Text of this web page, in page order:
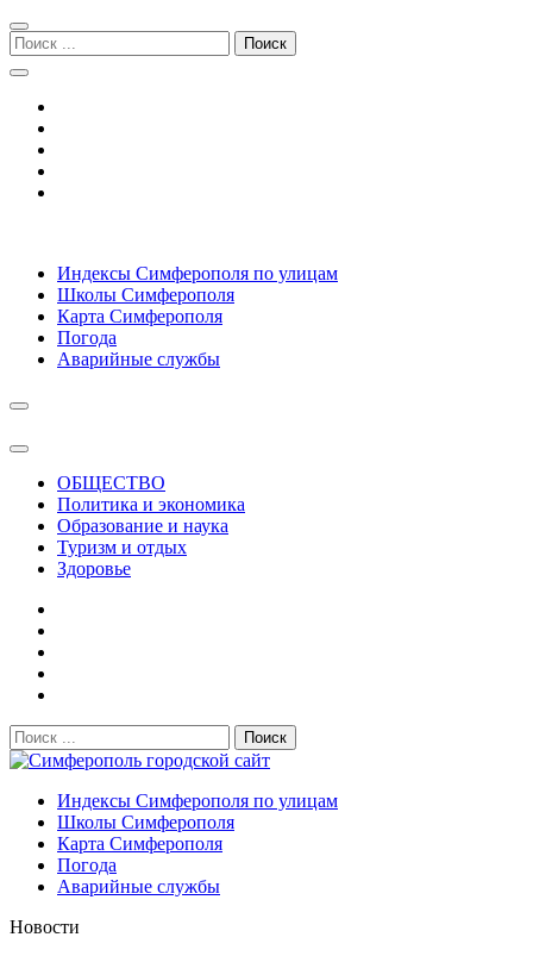
Перейти
к
навигации
Перейти
к
содержимому
Поиск:
Симферополь городской сайт
Индексы Симферополя по улицам
Школы Симферополя
Карта Симферополя
Погода
Аварийные службы
ОБЩЕСТВО
Политика и экономика
Образование и наука
Туризм и отдых
Здоровье
Поиск:
Симферополь городской сайт
Индексы Симферополя по улицам
Школы Симферополя
Карта Симферополя
Погода
Аварийные службы
Новости